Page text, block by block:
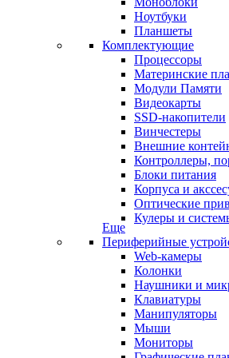
Ноутбуки
Планшеты
Комплектующие
Процессоры
Материнские
Модули Памяти
Видеокарты
SSD-накопители
Винчестеры
Внешние
Контроллеры,
Блоки питания
Корпуса и
Оптические
Кулеры и
Еще
Периферийные
Web-камеры
Колонки
Наушники и
Клавиатуры
Манипуляторы
Мыши
Мониторы